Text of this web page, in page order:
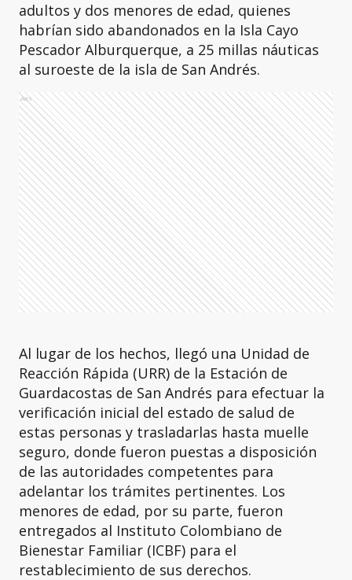
adultos y dos menores de edad, quienes
habrían sido abandonados en la Isla Cayo
Pescador Alburquerque, a 25 millas náuticas
al suroeste de la isla de San Andrés.
Ads
Al lugar de los hechos, llegó una Unidad de
Reacción Rápida (URR) de la Estación de
Guardacostas de San Andrés para efectuar la
verificación inicial del estado de salud de
estas personas y trasladarlas hasta muelle
seguro, donde fueron puestas a disposición
de las autoridades competentes para
adelantar los trámites pertinentes. Los
menores de edad, por su parte, fueron
entregados al Instituto Colombiano de
Bienestar Familiar (ICBF) para el
restablecimiento de sus derechos.